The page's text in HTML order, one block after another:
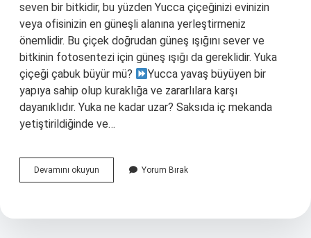
seven bir bitkidir, bu yüzden Yucca çiçeğinizi evinizin
veya ofisinizin en güneşli alanına yerleştirmeniz
önemlidir. Bu çiçek doğrudan güneş ışığını sever ve
bitkinin fotosentezi için güneş ışığı da gereklidir. Yuka
çiçeği çabuk büyür mü?
Yucca yavaş büyüyen bir
yapıya sahip olup kuraklığa ve zararlılara karşı
dayanıklıdır. Yuka ne kadar uzar? Saksıda iç mekanda
yetiştirildiğinde ve…
Devamını okuyun
Ne
Yorum Bırak